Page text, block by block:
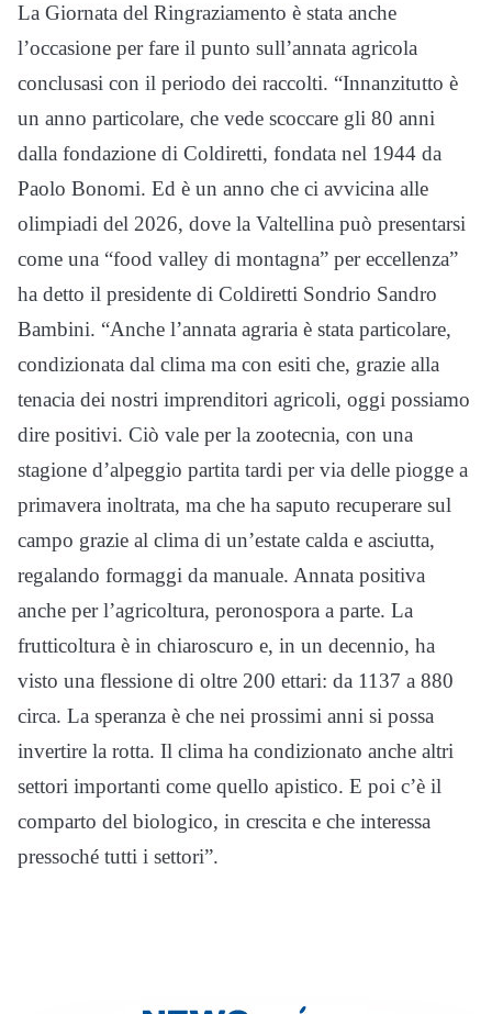
La Giornata del Ringraziamento è stata anche
l’occasione per fare il punto sull’annata agricola
conclusasi con il periodo dei raccolti. “Innanzitutto è
un anno particolare, che vede scoccare gli 80 anni
dalla fondazione di Coldiretti, fondata nel 1944 da
Paolo Bonomi. Ed è un anno che ci avvicina alle
olimpiadi del 2026, dove la Valtellina può presentarsi
come una “food valley di montagna” per eccellenza”
ha detto il presidente di Coldiretti Sondrio Sandro
Bambini. “Anche l’annata agraria è stata particolare,
condizionata dal clima ma con esiti che, grazie alla
tenacia dei nostri imprenditori agricoli, oggi possiamo
dire positivi. Ciò vale per la zootecnia, con una
stagione d’alpeggio partita tardi per via delle piogge a
primavera inoltrata, ma che ha saputo recuperare sul
campo grazie al clima di un’estate calda e asciutta,
regalando formaggi da manuale. Annata positiva
anche per l’agricoltura, peronospora a parte. La
frutticoltura è in chiaroscuro e, in un decennio, ha
visto una flessione di oltre 200 ettari: da 1137 a 880
circa. La speranza è che nei prossimi anni si possa
invertire la rotta. Il clima ha condizionato anche altri
settori importanti come quello apistico. E poi c’è il
comparto del biologico, in crescita e che interessa
pressoché tutti i settori”.